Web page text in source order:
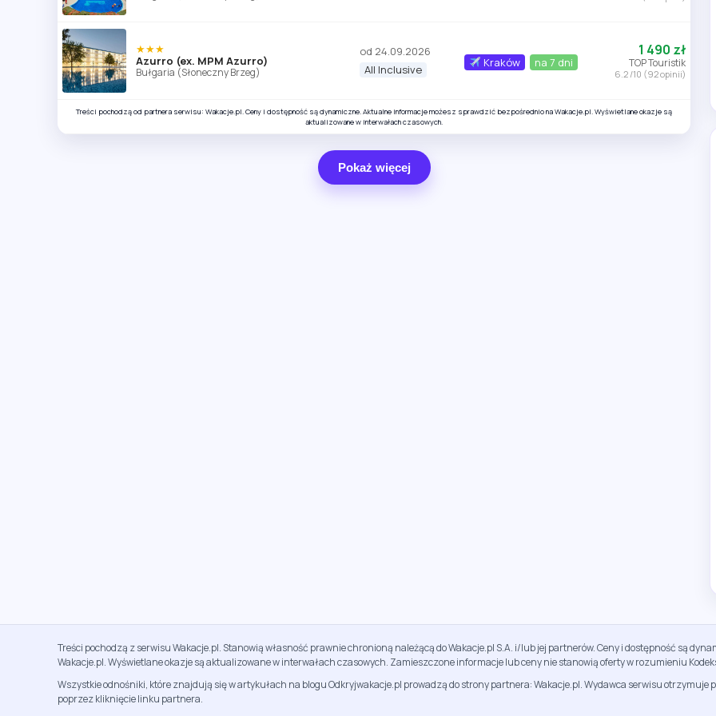
★★★
Azurro (ex. MPM Azurro)
Bułgaria (Słoneczny Brzeg)
od 24.09.2026
All Inclusive
Kraków na 7 dni
1 490 zł
TOP Touristik
6.2 /10 (92 opinii)
Treści pochodzą od partnera serwisu: Wakacje.pl. Ceny i dostępność są dynamiczne. Aktualne informacje możesz sprawdzić bezpośrednio na Wakacje.pl. Wyświetlane okazje są
aktualizowane w interwałach czasowych.
Pokaż więcej
Treści pochodzą z serwisu Wakacje.pl. Stanowią własność prawnie chronioną należącą do Wakacje.pl S.A. i/lub jej partnerów. Ceny i dostępność są
Wakacje.pl. Wyświetlane okazje są aktualizowane w interwałach czasowych. Zamieszczone informacje lub ceny nie stanowią oferty w rozumieniu
Wszystkie odnośniki, które znajdują się w artykułach na blogu Odkryjwakacje.pl prowadzą do strony partnera: Wakacje.pl. Wydawca serwisu
poprzez kliknięcie linku partnera.